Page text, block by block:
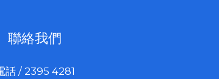
聯絡我們
話 / 2395 4281